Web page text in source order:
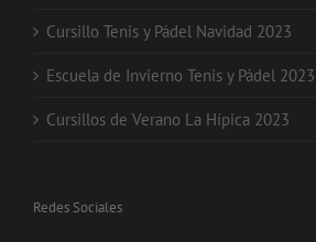
Cursillo Tenis y Pádel Navidad 2023
Escuela de Invierno Tenis y Pádel
Cursillos de Verano La Hípica 2023
Redes Sociales